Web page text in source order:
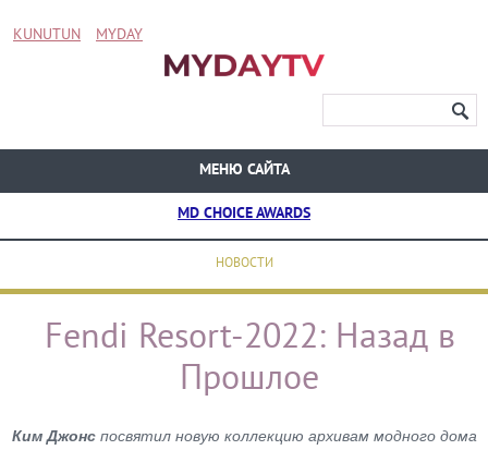
KUNUTUN MYDAY
МЕНЮ САЙТА
MD CHOICE AWARDS
НОВОСТИ
Fendi Resort-2022: Назад в
Прошлое
Ким Джонс посвятил новую коллекцию архивам модного дома